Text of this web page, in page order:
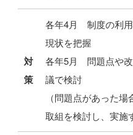
対
策
各年4月 制度の利用
現状を把握
各年5月 問題点や
議で検討
（問題点があった
取組を検討し、実施